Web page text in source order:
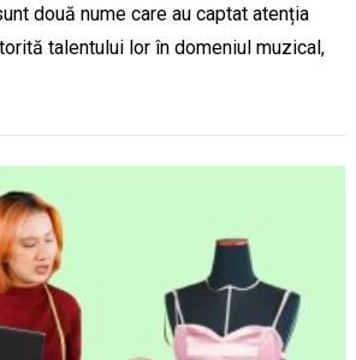
două nume care au captat atenția
talentului lor în domeniul muzical,